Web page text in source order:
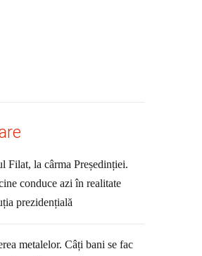
Filat, la cârma Președinției.
conduce azi în realitate
prezidențială
metalelor. Câți bani se fac